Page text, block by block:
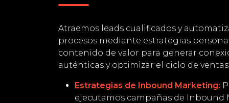
Atraemos leads cualificados y
procesos mediante estrategias
contenido de valor para generar
auténticas y optimizar el ciclo de
Estrategias de Inbound Marketing:
ejecutamos campañas de Inbound